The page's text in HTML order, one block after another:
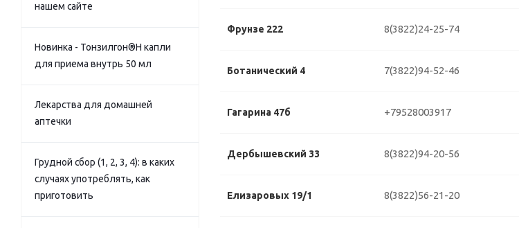
Фрунзе 222 8(3822)24-25-74
Ботанический 4 7(3822)94-52-46
Гагарина 47б +79528003917
Дербышевский 33 8(3822)94-20-56
Елизаровых 19/1 8(3822)56-21-20
нашем сайте
Новинка - Тонзилгон®Н капли
для приема внутрь 50 мл
Лекарства для домашней
аптечки
Грудной сбор (1, 2, 3, 4): в каких
случаях употреблять, как
приготовить